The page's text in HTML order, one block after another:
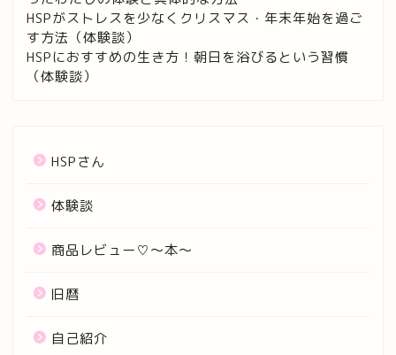
HSPがストレスを少なくクリスマス・年末年始を過ご
す方法（体験談）
HSPにおすすめの生き方！朝日を浴びるという習慣
（体験談）
HSPさん
体験談
商品レビュー♡〜本〜
旧暦
自己紹介